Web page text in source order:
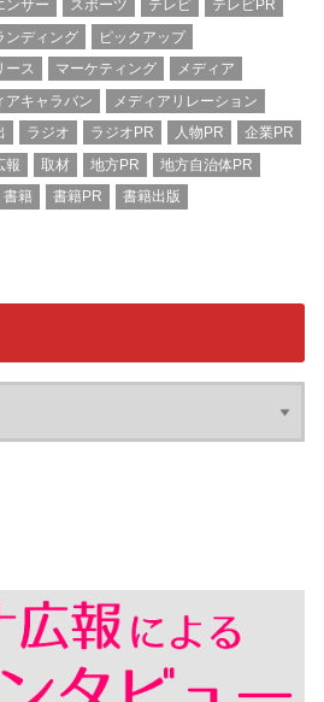
ンサー スポーツ テレビ
テレビPR
ンディング
ピックアップ
ース マーケティング
メディア
アキャラバン
メディアリレーション
ラジオ ラジオPR 人物PR
企業PR
報 取材 地方PR
地方自治体PR
書籍 書籍PR
書籍出版